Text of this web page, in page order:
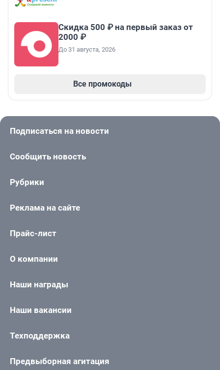
Скидка 500 ₽ на первый заказ от
2000 ₽
До 31 августа, 2026
Все промокоды
Подписаться на новости
Сообщить новость
Рубрики
Реклама на сайте
Прайс-лист
О компании
Наши награды
Наши вакансии
Техподдержка
Предвыборная агитация